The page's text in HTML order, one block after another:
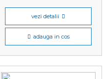
vezi detalii
adauga in cos